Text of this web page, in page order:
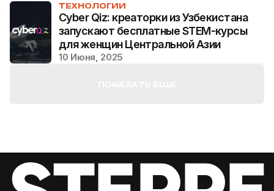
ТЕХНОЛОГИИ
Cyber Qiz: креаторки из Узбекистана
запускают бесплатные STEM-курсы
для женщин Центральной Азии
10 Июня, 2025